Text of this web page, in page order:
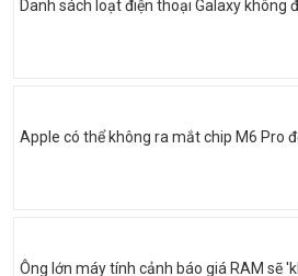
Danh sách loạt điện thoại Galaxy không
Apple có thể không ra mắt chip M6 Pro
Ông lớn máy tính cảnh báo giá RAM sẽ